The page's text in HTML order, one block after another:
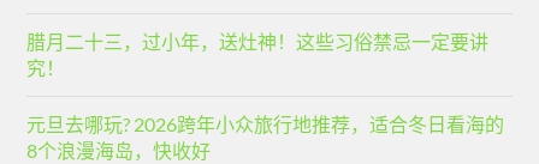
腊月二十三，过小年，送灶神！这些习俗禁忌一定要讲
究！
元旦去哪玩? 2026跨年小众旅行地推荐，适合冬日看海的
8个浪漫海岛，快收好